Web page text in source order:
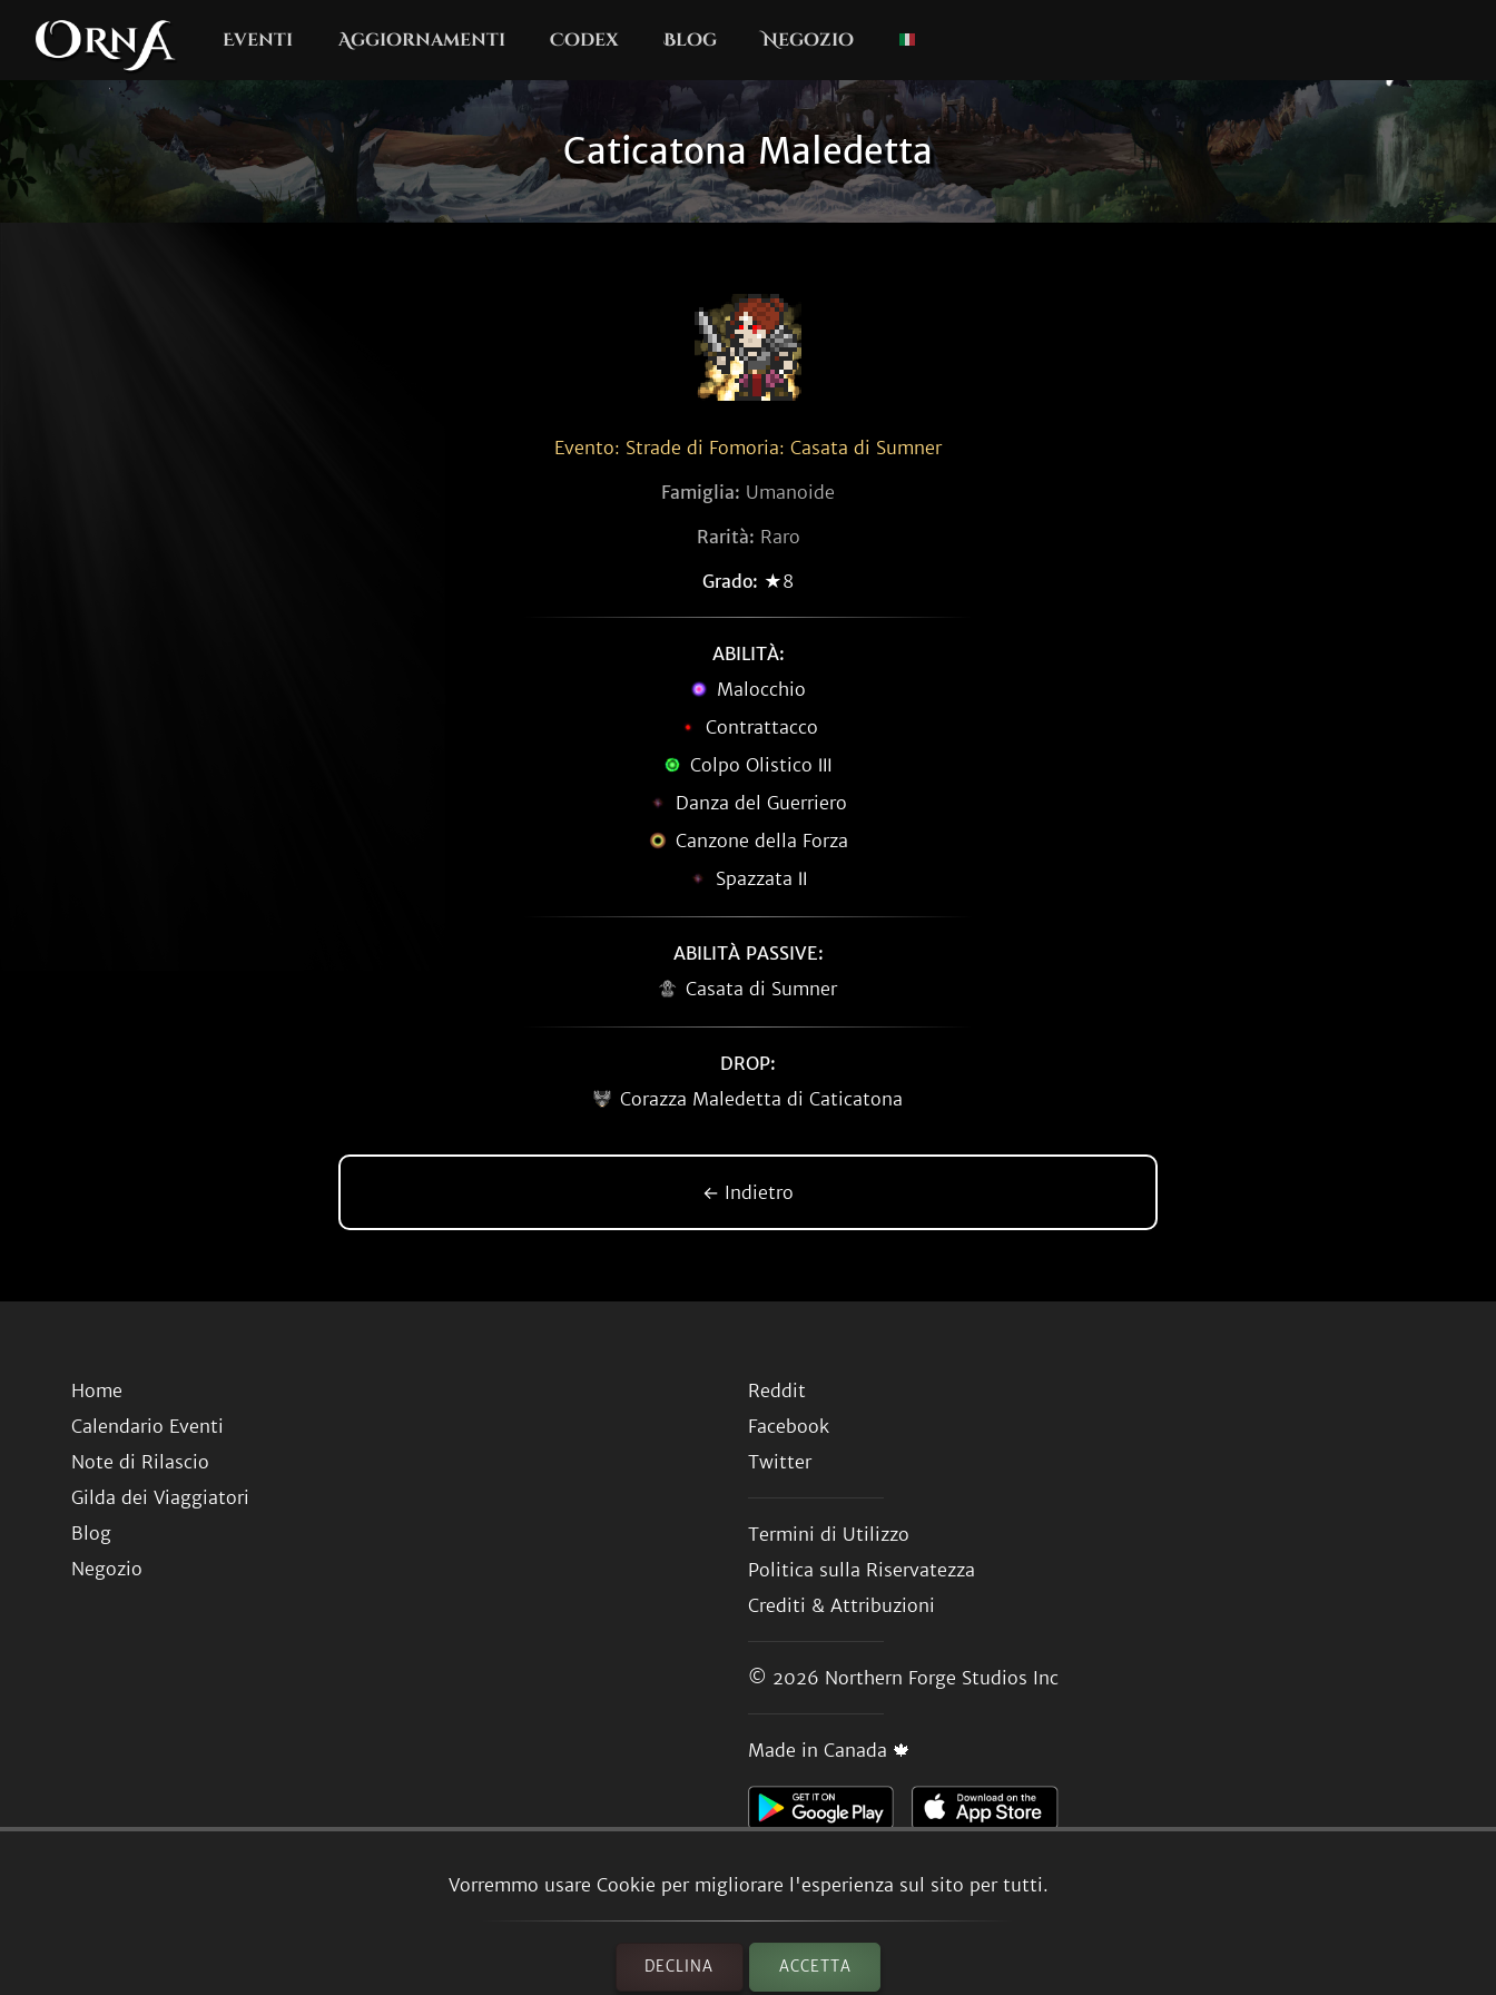
Eventi Aggiornamenti Codex Blog Negozio
Caticatona Maledetta
Vorremmo usare Cookie per migliorare l'esperienza sul sito per tutti.
DECLINA ACCETTA
Evento: Strade di Fomoria: Casata di Sumner
Famiglia: Umanoide
Rarità: Raro
Grado: ★8
ABILITÀ:
Malocchio
Contrattacco
Colpo Olistico Ⅲ
Danza del Guerriero
Canzone della Forza
Spazzata Ⅱ
ABILITÀ PASSIVE:
Casata di Sumner
DROP:
Corazza Maledetta di Caticatona
← Indietro
Home
Calendario Eventi
Note di Rilascio
Gilda dei Viaggiatori
Blog
Negozio
Reddit
Facebook
Twitter
Termini di Utilizzo
Politica sulla Riservatezza
Crediti & Attribuzioni
© 2026 Northern Forge Studios Inc
Made in Canada 🍁